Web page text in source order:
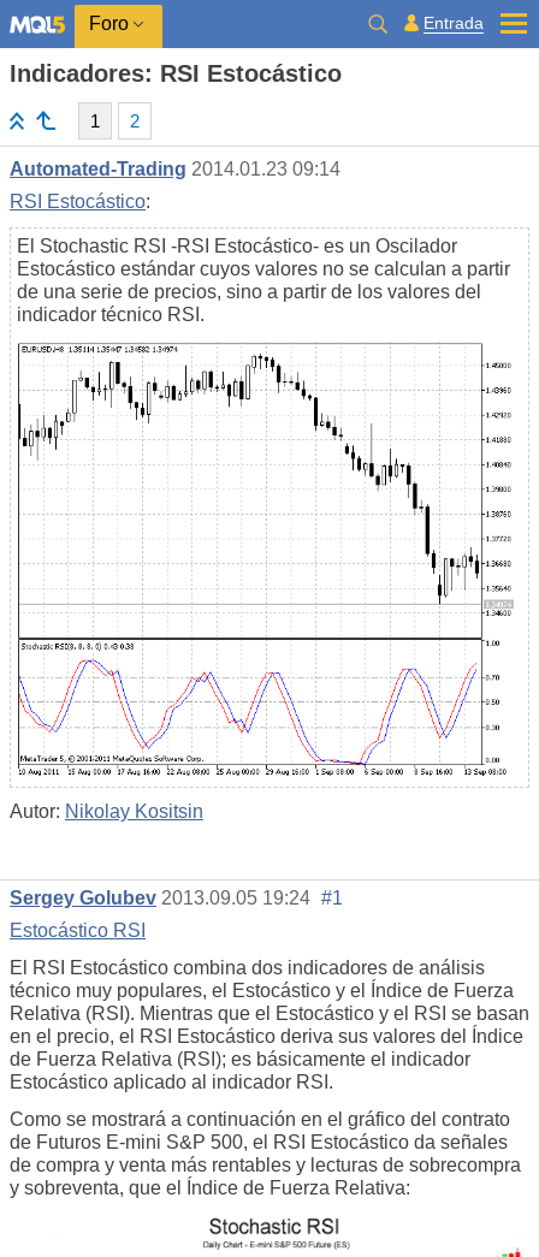
Foro Entrada
Indicadores: RSI Estocástico
1 2
Automated-Trading 2014.01.23 09:14
RSI Estocástico:
El Stochastic RSI -RSI Estocástico- es un Oscilador
Estocástico estándar cuyos valores no se calculan a partir
de una serie de precios, sino a partir de los valores del
indicador técnico RSI.
Autor: Nikolay Kositsin
Sergey Golubev 2013.09.05 19:24 #1
Estocástico RSI
El RSI Estocástico combina dos indicadores de análisis
técnico muy populares, el Estocástico y el Índice de Fuerza
Relativa (RSI). Mientras que el Estocástico y el RSI se basan
en el precio, el RSI Estocástico deriva sus valores del Índice
de Fuerza Relativa (RSI); es básicamente el indicador
Estocástico aplicado al indicador RSI.
Como se mostrará a continuación en el gráfico del contrato
de Futuros E-mini S&P 500, el RSI Estocástico da señales
de compra y venta más rentables y lecturas de sobrecompra
y sobreventa, que el Índice de Fuerza Relativa: